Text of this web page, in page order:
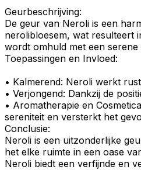
Geurbeschrijving:
De geur van Neroli is een
nerolibloesem, wat resulteert
wordt omhuld met een serene
Toepassingen en Invloed:
• Kalmerend: Neroli werkt
• Verjongend: Dankzij de
• Aromatherapie en Cosmetica
sereniteit en versterkt het
Conclusie:
Neroli is een uitzonderlijke
het elke ruimte in een oase
Neroli biedt een verfijnde en